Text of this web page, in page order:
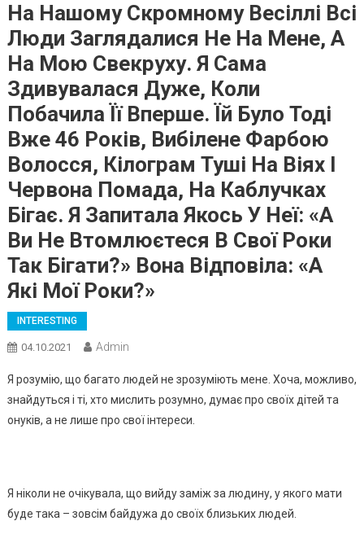
На Нашому Скромному Весіллі Всі
Люди Заглядалися Не На Мене, А
На Мою Свекруху. Я Сама
Здивувалася Дуже, Коли
Побачила Її Вперше. Їй Було Тоді
Вже 46 Років, Вибілене Фарбою
Волосся, Кілограм Туші На Віях І
Червона Помада, На Каблучках
Бігає. Я Запитала Якось У Неї: «А
Ви Не Втомлюєтеся В Свої Роки
Так Бігати?» Вона Відповіла: «А
Які Мої Роки?»
INTERESTING
04.10.2021 Admin
Я розумію, що багато людей не зрозуміють мене. Хоча, можливо,
знайдуться і ті, хто мислить розумно, думає про своїх дітей та
онуків, а не лише про свої інтереси.
Я ніколи не очікувала, що вийду заміж за людину, у якого мати
буде така – зовсім байдужа до своїх близьких людей.